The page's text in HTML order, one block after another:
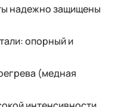
надежно защищены
опорный и
(медная